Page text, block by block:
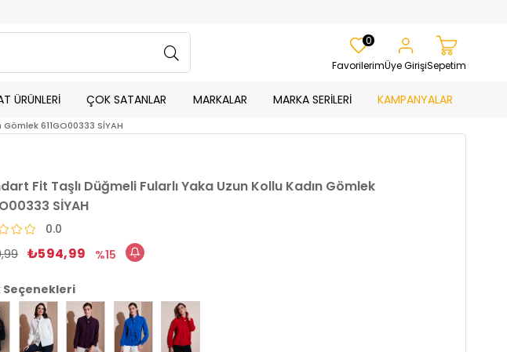
Favorilerim
0
Üye GirişiSepetim
ÜRÜNLERİ ÇOK SATANLAR MARKALAR MARKA SERİLERİ KAMPANYALAR
611GO00333 SİYAH
Fit Taşlı Düğmeli Fularlı Yaka Uzun Kollu Kadın Gömlek
SİYAH
0.0
₺594,99 15
Seçenekleri